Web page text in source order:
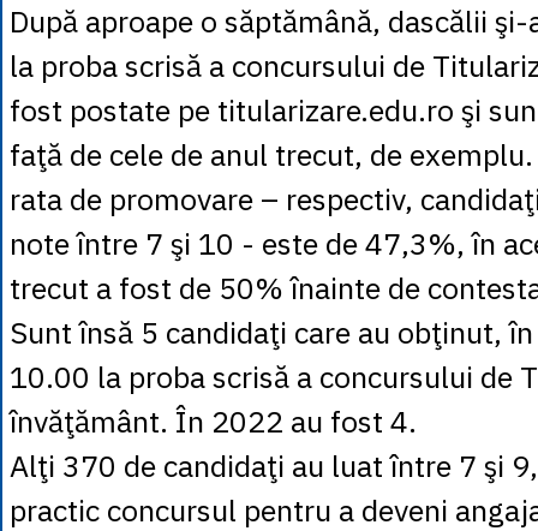
După aproape o săptămână, dascălii
la proba scrisă a concursului de
fost postate pe titularizare.edu.ro şi
faţă de cele de anul trecut, de
rata de promovare – respectiv,
note între 7 şi 10 - este de 47,3%, în
trecut a fost de 50% înainte de
Sunt însă 5 candidaţi care au obţinut,
10.00 la proba scrisă a concursului de
învăţământ. În 2022 au fost 4.
Alţi 370 de candidaţi au luat între 7 şi
practic concursul pentru a deveni